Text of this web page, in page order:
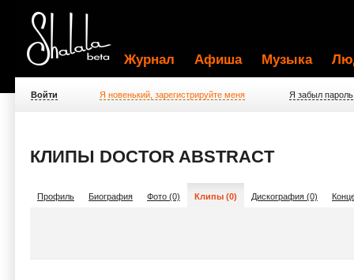
Журнал Афиша Музыка
Войти Я новенький, зарегистрируйте меня Я забыл пароль
КЛИПЫ DOCTOR ABSTRACT
Профиль Биография Фото (0) Клипы (0) Дискография (0)